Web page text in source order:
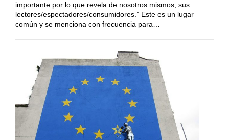
importante por lo que revela de nosotros mismos, sus
lectores/espectadores/consumidores.” Este es un lugar
común y se menciona con frecuencia para…